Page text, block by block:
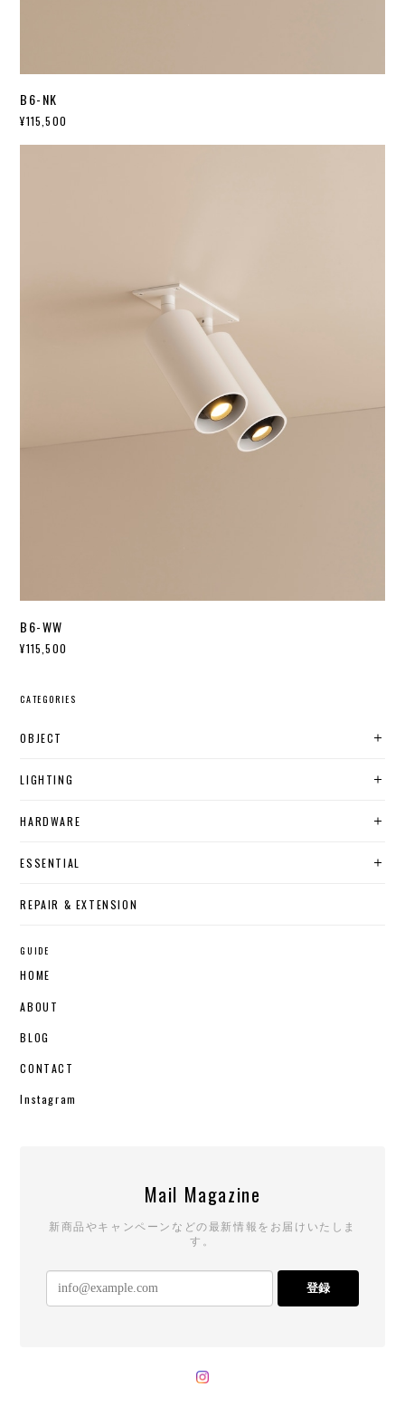
B6-NK
¥115,500
B6-WW
¥115,500
CATEGORIES
OBJECT
LIGHTING
HARDWARE
ESSENTIAL
REPAIR & EXTENSION
GUIDE
HOME
ABOUT
BLOG
CONTACT
Instagram
Mail Magazine
新商品やキャンペーンなどの最新情報をお届けいたしま
す。
登録